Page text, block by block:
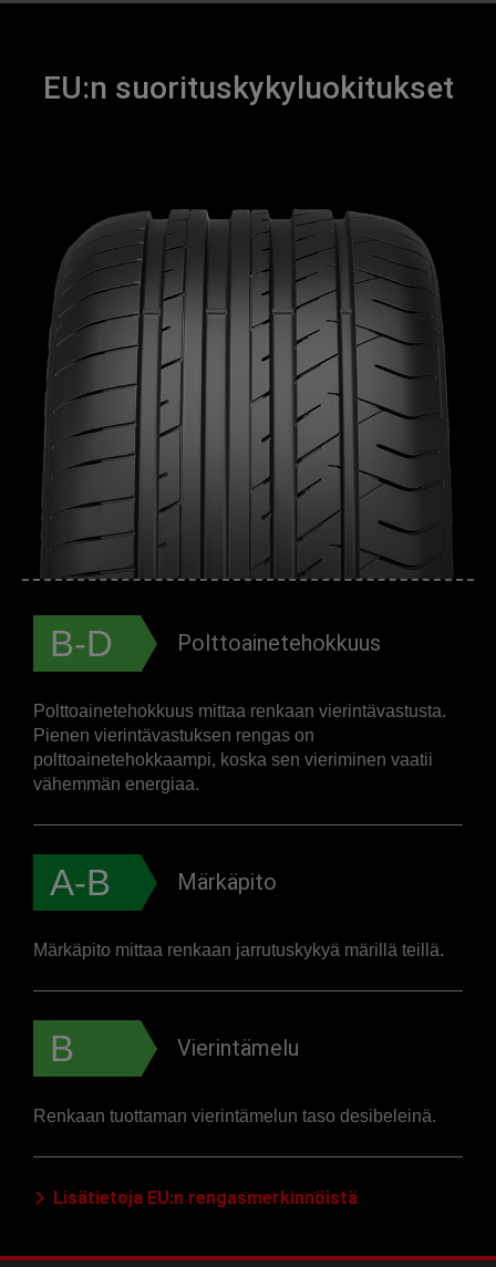
EU:n suorituskykyluokitukset
B-D Polttoainetehokkuus
Polttoainetehokkuus mittaa renkaan vierintävastusta.
Pienen vierintävastuksen rengas on
polttoainetehokkaampi, koska sen vieriminen vaatii
vähemmän energiaa.
A-B Märkäpito
Märkäpito mittaa renkaan jarrutuskykyä märillä teillä.
B Vierintämelu
Renkaan tuottaman vierintämelun taso desibeleinä.
Lisätietoja EU:n rengasmerkinnöistä